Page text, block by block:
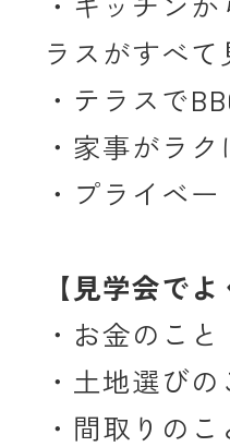
ラスがすべて
・テラスで
・家事がラ
・プライベ
【見学会で
・お金のこと
・土地選びの
・間取りのこ